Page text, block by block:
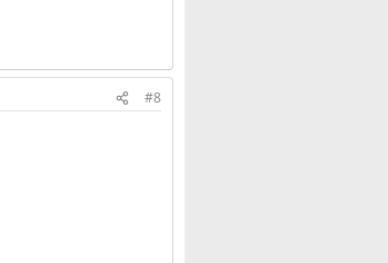
#8